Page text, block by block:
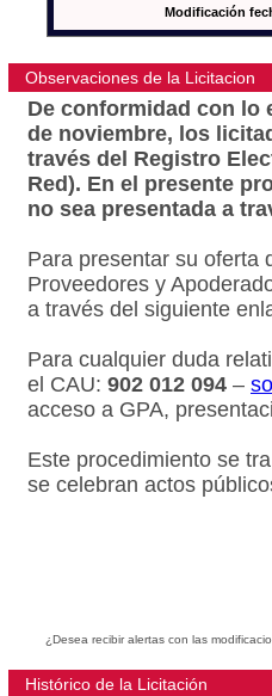
Modificación
Observaciones de la Licitacion
De conformidad con lo
de noviembre, los
través del Registro
Red). En el presente
no sea presentada a
Para presentar su oferta
Proveedores y
a través del siguiente
Para cualquier duda
el CAU: 902 012 094 –
acceso a GPA,
Este procedimiento se
se celebran actos
¿Desea recibir alertas con las
Histórico de la Licitación